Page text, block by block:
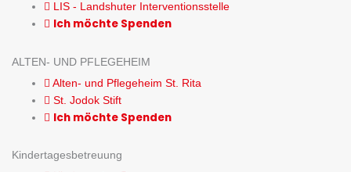
LIS - Landshuter Interventionsstelle
Ich möchte Spenden
ALTEN- UND PFLEGEHEIM
Alten- und Pflegeheim St. Rita
St. Jodok Stift
Ich möchte Spenden
Kindertagesbetreuung